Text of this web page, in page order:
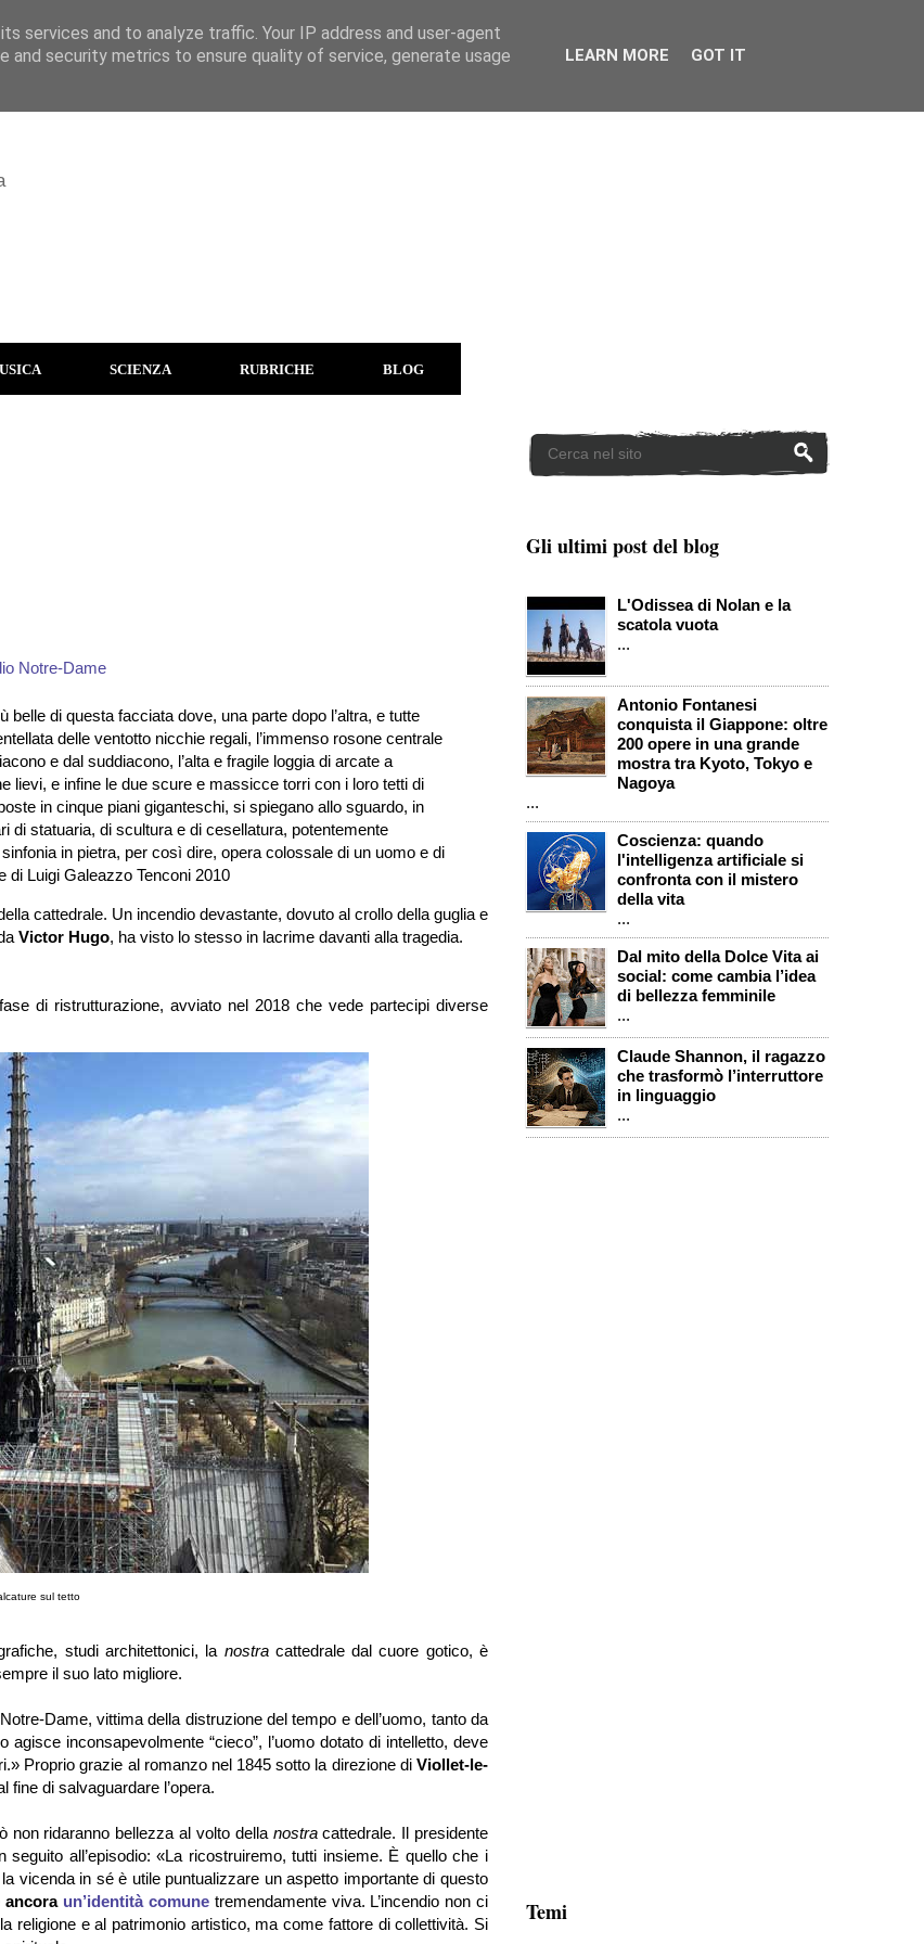
SCIENZA RUBRICHE BLOG
di questa facciata dove, una parte dopo l’altra, e tutte
delle ventotto nicchie regali, l’immenso rosone centrale
e dal suddiacono, l’alta e fragile loggia di arcate a
lievi, e infine le due scure e massicce torri con i loro tetti di
in cinque piani giganteschi, si spiegano allo sguardo, in
di statuaria, di scultura e di cesellatura, potentemente
in pietra, per così dire, opera colossale di un uomo e di
di Luigi Galeazzo Tenconi 2010
cattedrale. Un incendio devastante, dovuto al crollo della guglia e
Victor Hugo, ha visto lo stesso in lacrime davanti alla tragedia.
di ristrutturazione, avviato nel 2018 che vede partecipi diverse
sul tetto
studi architettonici, la nostracattedrale dal cuore gotico, è
il suo lato migliore.
Dame, vittima della distruzione del tempo e dell’uomo, tanto da
agisce inconsapevolmente “cieco”, l’uomo dotato di intelletto, deve
Proprio grazie al romanzo nel 1845 sotto la direzione di Viollet-le-
fine di salvaguardare l’opera.
non ridaranno bellezza al volto della nostracattedrale. Il presidente
seguito all’episodio:«La ricostruiremo, tutti insieme. È quello che i
vicenda in sé è utile puntualizzare un aspetto importante di questo
ancora un’identità comunetremendamente viva. L’incendio non ci
religione e al patrimonio artistico, ma come fattore di collettività. Si
Gli ultimi post del blog
L'Odissea di Nolan e la
scatola vuota
...
Antonio Fontanesi
conquista il Giappone: oltre
200 opere in una grande
mostra tra Kyoto, Tokyo e
Nagoya
...
Coscienza: quando
l'intelligenza artificiale si
confronta con il mistero
della vita
...
Dal mito della Dolce Vita ai
social: come cambia l’idea
di bellezza femminile
...
Claude Shannon, il ragazzo
che trasformò l’interruttore
in linguaggio
...
Temi
services and to analyze traffic. Your IP address and user-agent
and security metrics to ensure quality of service, generate usage
LEARN MORE GOT IT